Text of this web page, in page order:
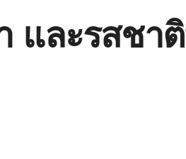
และรสชา